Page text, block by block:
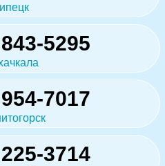
5295
7017
3714